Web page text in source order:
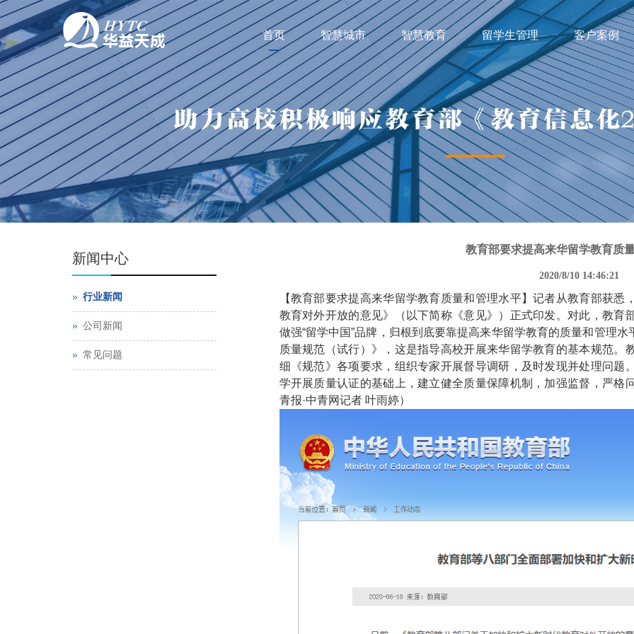
首页 智慧城市 智慧教育 留学生管理 客户案例
教育部要求提高来华留学教育质
2020/8/10 14:46:21
【教育部要求提高来华留学教育质量和管理水平】记者从教育部获
教育对外开放的意见》（以下简称《意见》）正式印发。对此，教育
做强“留学中国”品牌，归根到底要靠提高来华留学教育的质量和管理
质量规范（试行）》，这是指导高校开展来华留学教育的基本规范。
细《规范》各项要求，组织专家开展督导调研，及时发现并处理问题
学开展质量认证的基础上，建立健全质量保障机制，加强监督，严格
青报·中青网记者 叶雨婷）
新闻中心
行业新闻
公司新闻
常见问题